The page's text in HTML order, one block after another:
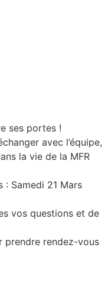
ses portes !
avec l’équipe,
la vie de la MFR
: Samedi 21 Mars
vos questions et de
prendre rendez-vous